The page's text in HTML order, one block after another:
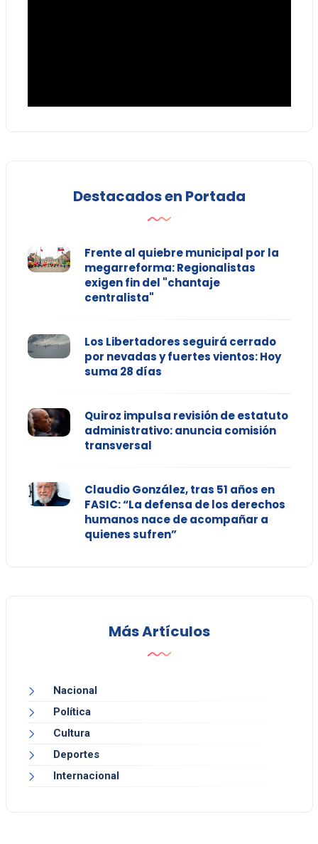
Destacados en Portada
Frente al quiebre municipal por la
megarreforma: Regionalistas
exigen fin del "chantaje
centralista"
Los Libertadores seguirá cerrado
por nevadas y fuertes vientos: Hoy
suma 28 días
Quiroz impulsa revisión de estatuto
administrativo: anuncia comisión
transversal
Claudio González, tras 51 años en
FASIC: “La defensa de los derechos
humanos nace de acompañar a
quienes sufren”
Más Artículos
Nacional
Política
Cultura
Deportes
Internacional